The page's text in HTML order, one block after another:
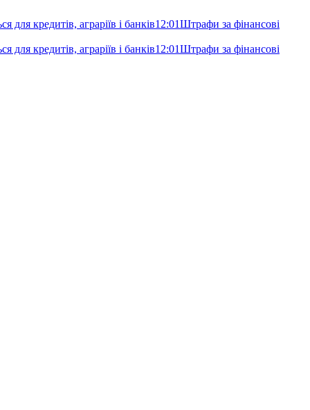
кредитів, аграріїв і банків12:01Штрафи за фінансові
кредитів, аграріїв і банків12:01Штрафи за фінансові